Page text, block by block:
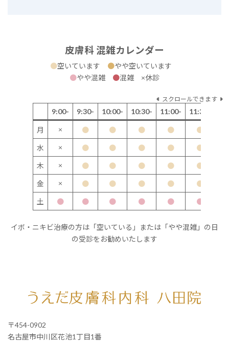
皮膚科 混雑カレンダー
●空いています ●やや空いています
●やや混雑 ●混雑 ×休診
スクロールできます
9:00- 9:30- 10:00- 10:30- 11:00- 11:30-
月 × ● ● ● ● ●
水 × ● ● ● ● ●
木 × ● ● ● ● ●
金 × ● ● ● ● ●
土 ● ● ● ● ● ●
イボ・ニキビ治療の方は「空いている」または「やや混雑」の日
の受診をお勧めいたします
〒454-0902
名古屋市中川区花池1丁目1番